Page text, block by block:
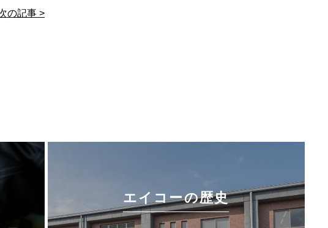
の記事 >
エイコーの歴史